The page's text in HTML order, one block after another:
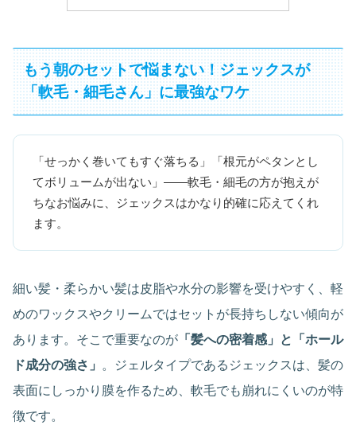
もう朝のセットで悩まない！ジェックスが
「軟毛・細毛さん」に最強なワケ
「せっかく巻いてもすぐ落ちる」「根元がペタンとし
てボリュームが出ない」——軟毛・細毛の方が抱えが
ちなお悩みに、ジェックスはかなり的確に応えてくれ
ます。
細い髪・柔らかい髪は皮脂や水分の影響を受けやすく、軽
めのワックスやクリームではセットが長持ちしない傾向が
あります。そこで重要なのが 「髪への密着感」と「ホール
ド成分の強さ」
。ジェルタイプであるジェックスは、髪の
表面にしっかり膜を作るため、軟毛でも崩れにくいのが特
徴です。